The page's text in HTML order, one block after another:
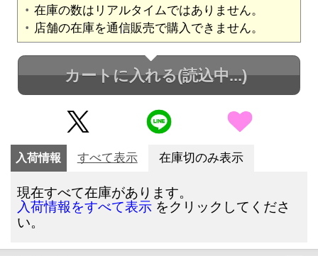
在庫の数はリアルタイムではありません。
店舗の在庫を通信販売で購入できません。
カートに入れる(読込中...)
入荷情報 すべて表示 在庫切のみ表示
現在すべて在庫があります。
入荷情報をすべて表示 をクリックしてくださ
い。